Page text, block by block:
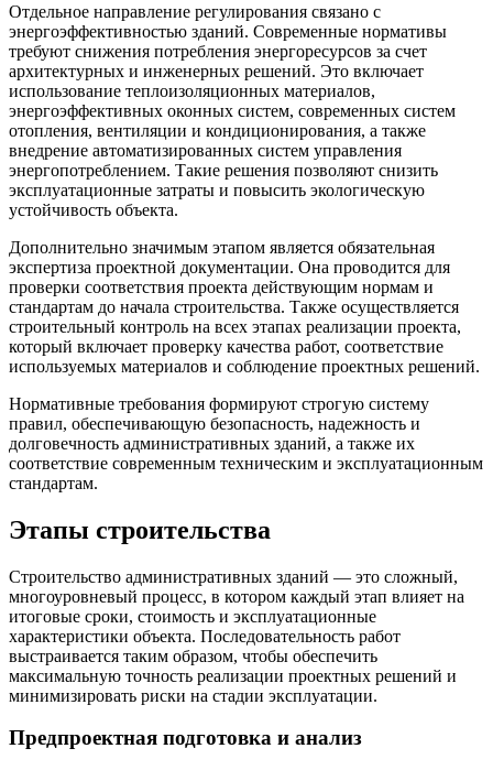
Отдельное направление регулирования связано с
энергоэффективностью зданий. Современные нормативы
требуют снижения потребления энергоресурсов за счет
архитектурных и инженерных решений. Это включает
использование теплоизоляционных материалов,
энергоэффективных оконных систем, современных систем
отопления, вентиляции и кондиционирования, а также
внедрение автоматизированных систем управления
энергопотреблением. Такие решения позволяют снизить
эксплуатационные затраты и повысить экологическую
устойчивость объекта.
Дополнительно значимым этапом является обязательная
экспертиза проектной документации. Она проводится для
проверки соответствия проекта действующим нормам и
стандартам до начала строительства. Также осуществляется
строительный контроль на всех этапах реализации проекта,
который включает проверку качества работ, соответствие
используемых материалов и соблюдение проектных решений.
Нормативные требования формируют строгую систему
правил, обеспечивающую безопасность, надежность и
долговечность административных зданий, а также их
соответствие современным техническим и эксплуатационным
стандартам.
Этапы строительства
Строительство административных зданий — это сложный,
многоуровневый процесс, в котором каждый этап влияет на
итоговые сроки, стоимость и эксплуатационные
характеристики объекта. Последовательность работ
выстраивается таким образом, чтобы обеспечить
максимальную точность реализации проектных решений и
минимизировать риски на стадии эксплуатации.
Предпроектная подготовка и анализ